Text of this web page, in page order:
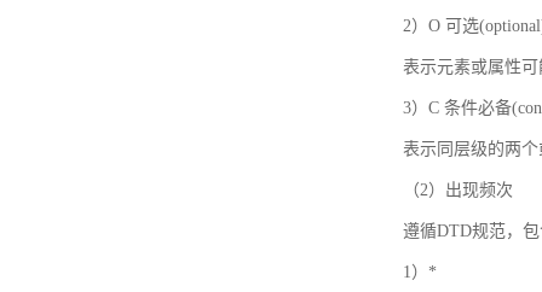
2）O 可选
表示元素或属性
3）C 条件必备
表示同层级的两
（2）出现频次
遵循DTD规范，
1）*